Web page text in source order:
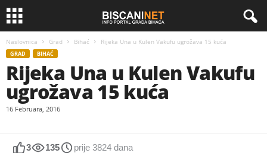
Naslovnica Grad Bihać Rijeka Una u Kulen Vakufu ugrožava 15 kuća
GRAD BIHAĆ
Rijeka Una u Kulen Vakufu
ugrožava 15 kuća
16 Februara, 2016
3 135 prije 3824 dana